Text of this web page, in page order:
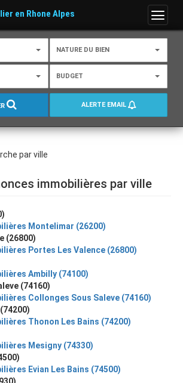
Menu
en Rhone Alpes
NATURE DU BIEN
BUDGET
ALERTE EMAIL
par ville
immobilières par ville
Montelimar (26200)
(26800)
Portes Les Valence (26800)
Ambilly (74100)
(74160)
Collonges Sous Saleve (74160)
Thonon Les Bains (74200)
Mesigny (74330)
Evian Les Bains (74500)